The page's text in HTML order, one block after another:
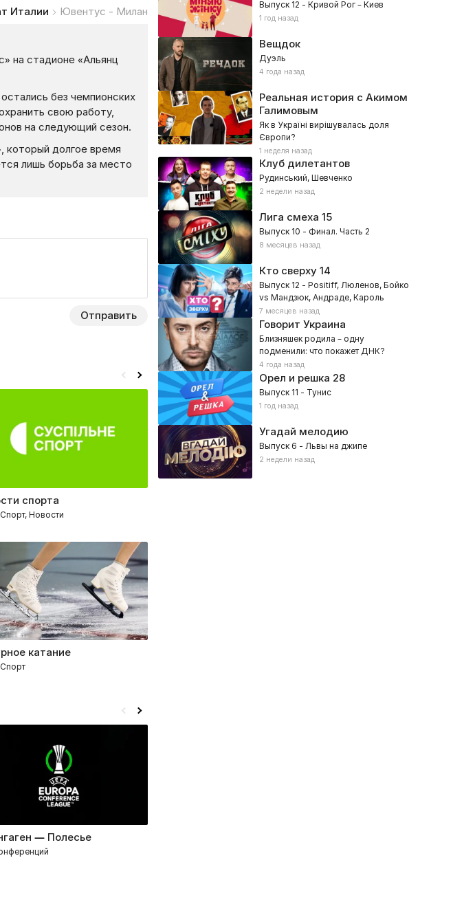
Италии Ювентус - Милан
на стадионе «Альянц
без чемпионских
свою работу,
на следующий сезон.
который долгое время
лишь борьба за место
Отправить
Выпуск 12 - Кривой Рог – Киев
1 год назад
Вещдок
Дуэль
4 года назад
Реальная история с Акимом
Галимовым
Як в Україні вирішувалась доля
Європи?
1 неделя назад
Клуб дилетантов
Рудинський, Шевченко
2 недели назад
Лига смеха 15
Выпуск 10 - Финал. Часть 2
8 месяцев назад
Кто сверху14
Выпуск 12 - Positiff, Люленов, Бойко
vs Мандзюк, Андраде, Кароль
7 месяцев назад
Говорит Украина
Близняшек родила – одну
подменили: что покажет ДНК?
4 года назад
Орел и решка 28
Выпуск 11 - Тунис
1 год назад
Угадай мелодию
Выпуск 6 - Львы на джипе
2 недели назад
спорта
Новости
катание
— Полесье